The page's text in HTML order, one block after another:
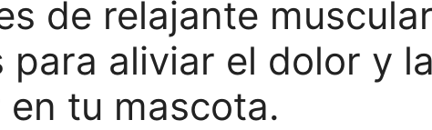
de relajante
para aliviar el dolor y
en tu mascota.